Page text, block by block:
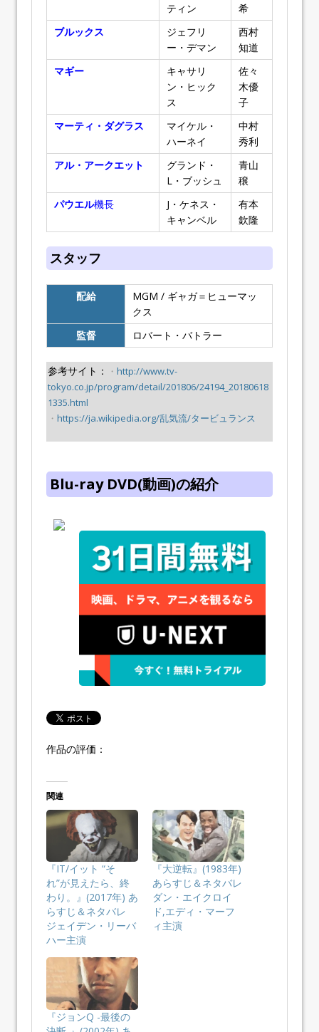
ティン
希
ブルックス
ジェフリ
ー・デマン
西村
知道
マギー
キャサリ
ン・ヒック
ス
佐々
木優
子
マーティ・ダグラス
マイケル・
ハーネイ
中村
秀利
アル・アークエット
グランド・
L・ブッシュ
青山
穣
パウエル機長
J・ケネス・
キャンベル
有本
欽隆
スタッフ
配給
MGM / ギャガ＝ヒューマッ
クス
監督
ロバート・バトラー
参考サイト： ・ http://www.tv-
tokyo.co.jp/program/detail/201806/24194_20180618
1335.html
・ https://ja.wikipedia.org/乱気流/タービュランス
Blu-ray DVD(動画)の紹介
作品の評価：
関連
『IT/イット “そ
れ”が見えたら、終
わり。』(2017年) あ
らすじ＆ネタバレ
ジェイデン・リーバ
ハー主演
『大逆転』(1983年)
あらすじ＆ネタバレ
ダン・エイクロイ
ド,エディ・マーフ
ィ主演
『ジョンQ -最後の